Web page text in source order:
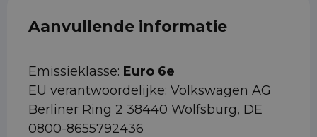
Aanvullende informatie
Emissieklasse: Euro 6e
EU verantwoordelijke: Volkswagen AG
Berliner Ring 2 38440 Wolfsburg, DE
0800-8655792436